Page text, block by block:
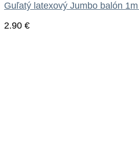
Guľatý latexový Jumbo balón
2.90 €